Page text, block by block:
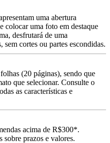
uma abertura
colocar uma foto em destaque
desfrutará de uma
sem cortes ou partes escondidas.
(20 páginas), sendo que
que selecionar. Consulte o
as características e
acima de R$300*.
sobre prazos e valores.